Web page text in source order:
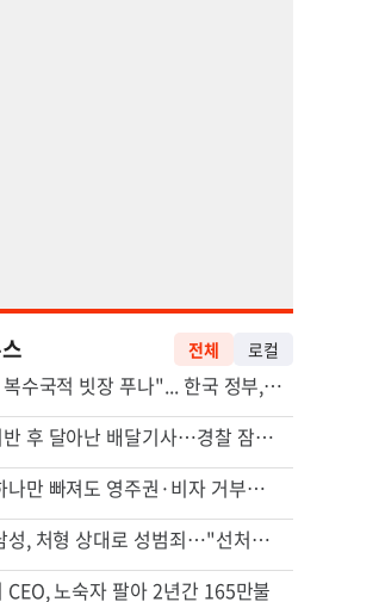
전체 로컬
"65세 복수국적 빗장 푸나"... 한국 정부, 연령 완화 전면 추진
신호위반 후 달아난 배달기사…경찰 잠복해 잡고보니 ‘반전’
서류 하나만 빠져도 영주권·비자 거부…심사관 재량권 대폭 확대
한인 남성, 처형 상대로 성범죄…"선처해줬더니 배신자 취급"
CEO, 노숙자 팔아 2년간 165만불